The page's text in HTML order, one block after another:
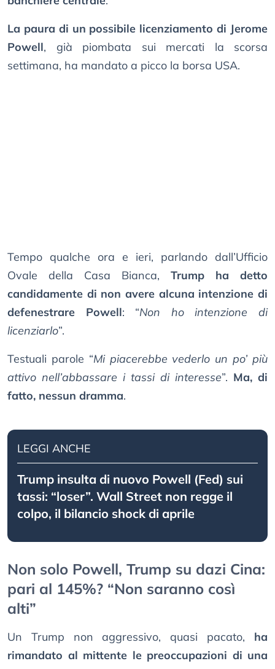
La paura di un possibile licenziamento di Jerome
Powell, già piombata sui mercati la scorsa
settimana, ha mandato a picco la borsa USA.
Tempo qualche ora e ieri, parlando dall’Ufficio
Ovale della Casa Bianca, Trump ha detto
candidamente di non avere alcuna intenzione di
defenestrare Powell: “Non ho intenzione di
licenziarlo”.
Testuali parole “Mi piacerebbe vederlo un po’ più
attivo nell’abbassare i tassi di interesse”. Ma, di
fatto, nessun dramma.
LEGGI ANCHE
Trump insulta di nuovo Powell (Fed) sui
tassi: “loser”. Wall Street non regge il
colpo, il bilancio shock di aprile
Non solo Powell, Trump su dazi Cina:
pari al 145%? “Non saranno così
alti”
Un Trump non aggressivo, quasi pacato, ha
rimandato al mittente le preoccupazioni di una